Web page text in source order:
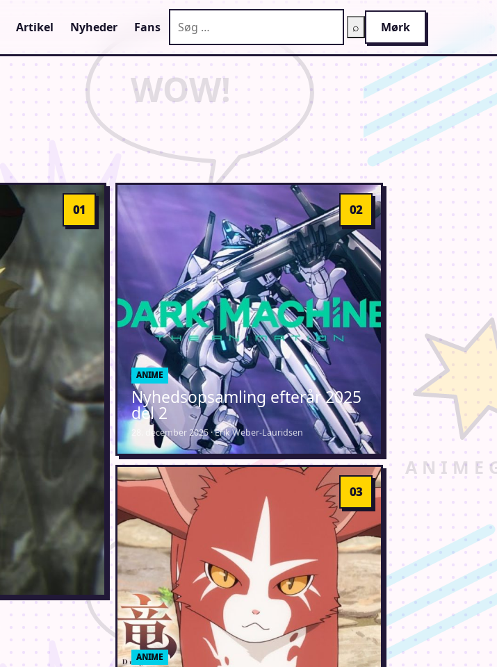
Artikel Nyheder Fans ⌕ Mørk
ANIME
Nyhedsopsamling efterår 2025
del 2
28. december 2025 · Erik Weber-Lauridsen
ANIME